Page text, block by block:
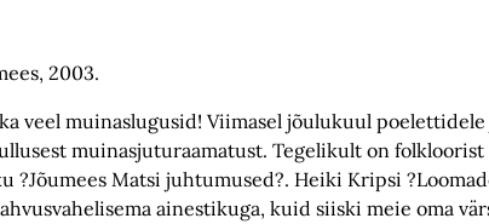
2003.
veel muinaslugusid! Viimasel jõulukuul
muinasjuturaamatust. Tegelikult on
?Jõumees Matsi juhtumused?. Heiki Kripsi
ainestikuga, kuid siiski meie oma